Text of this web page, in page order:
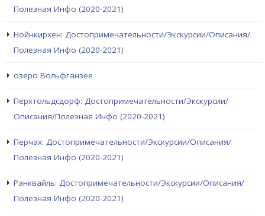
Полезная Инфо (2020-2021)
Нойнкирхен: Достопримечательности/Экскурсии/Описания/
Полезная Инфо (2020-2021)
озеро Вольфганзее
Перхтольдсдорф: Достопримечательности/Экскурсии/
Описания/Полезная Инфо (2020-2021)
Перчах: Достопримечательности/Экскурсии/Описания/
Полезная Инфо (2020-2021)
Ранквайль: Достопримечательности/Экскурсии/Описания/
Полезная Инфо (2020-2021)